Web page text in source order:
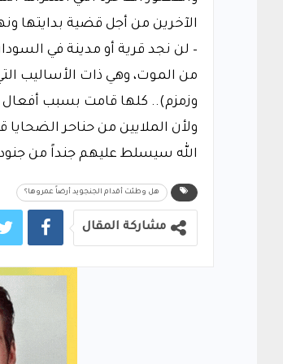
الآخرين من أجل قضية بدايتها
– لن نجد قرية أو مدينة في
من الموت، وهي ذات الأساليب
وزمزم).. كلها قامت بسبب أفعال
ولأن الملايين من حناحر
الله سيسلط عليهم جنداً من
هل وطئت أقدام الجنجويد أرضاً عمروها؟
مشاركة المقال